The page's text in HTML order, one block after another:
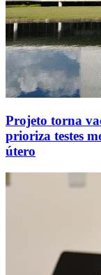
Projeto torna
prioriza testes
útero